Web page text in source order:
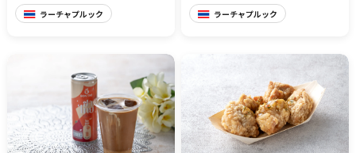
グルメ おみやげ
民族衣装 体験
ラーチャプルック ラーチャプルック